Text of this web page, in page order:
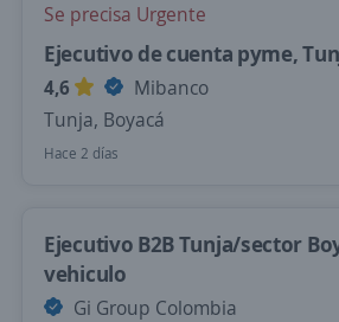
Se precisa Urgente
Ejecutivo de cuenta pyme,
4,6
Mibanco
Tunja, Boyacá
Hace 2 días
Ejecutivo B2B Tunja/sector
vehiculo
Gi Group Colombia